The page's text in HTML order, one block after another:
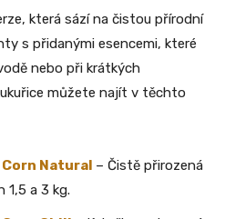
která sází na čistou přírodní
s přidanými esencemi, které
nebo při krátkých
můžete najít v těchto
Corn Natural – Čistě přirozená
1,5 a 3 kg.